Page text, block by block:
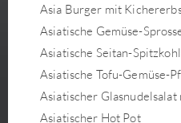
Asia Burger mit
Asiatische Gemüse-
Asiatische Seitan-
Asiatische Tofu-Gemüse-
Asiatischer
Asiatischer Hot Pot